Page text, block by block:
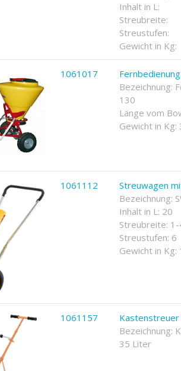
Inhalt in L:
Streubreite:
Streustufen:
Gewicht in Kg:
1061017
Bezeichnung:
130
Länge vom
Gewicht in Kg:
1061112
Streuwagen
Bezeichnung:
Inhalt in L: 20
Streubreite:
Streustufen: 6
Gewicht in Kg:
1061157
Bezeichnung:
35 Liter